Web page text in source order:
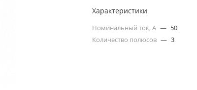
Характеристики
Номинальный ток, А — 50
Количество полюсов — 3